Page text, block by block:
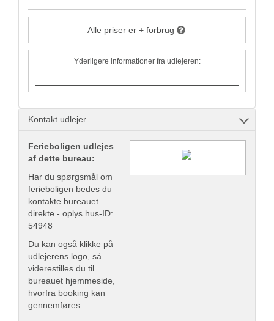
Alle priser er + forbrug
Yderligere informationer fra udlejeren:
Kontakt udlejer
Ferieboligen udlejes
af dette bureau:
Har du spørgsmål om
ferieboligen bedes du
kontakte bureauet
direkte - oplys hus-ID:
54948
Du kan også klikke på
udlejerens logo, så
viderestilles du til
bureauet hjemmeside,
hvorfra booking kan
gennemføres.